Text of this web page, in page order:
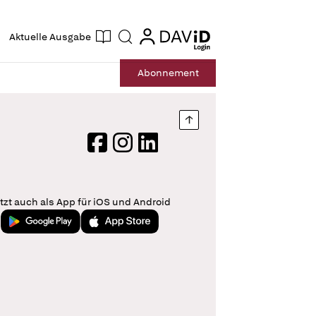
Aktuelle Ausgabe Suche login
login
Abonnement
Nach oben springen
FacebookInstagram
LinkedIn
auch als App für iOS und Android
Jetzt bei Google PlayLaden im App Store